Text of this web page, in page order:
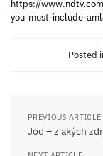
https://
you-must-include-
Posted
PREVIOUS ARTICLE
Jód – z akých